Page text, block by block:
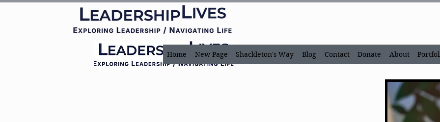
Home New Page Shackleton's Way Blog Contact Donate About